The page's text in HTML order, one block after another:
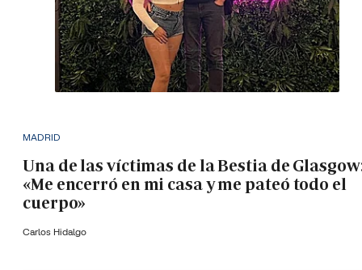
MADRID
Una de las víctimas de la Bestia de
«Me encerró en mi casa y me pateó todo el
cuerpo»
Carlos Hidalgo